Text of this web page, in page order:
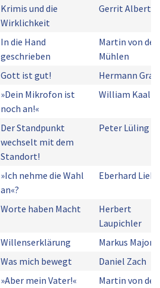
Krimis und die
Wirklichkeit
Gerrit Alberts
In die Hand
geschrieben
Martin von der
Mühlen
Gott ist gut! Hermann
»Dein Mikrofon ist
noch an!«
William Kaal
Der Standpunkt
wechselt mit dem
Standort!
Peter Lüling
»Ich nehme die Wahl
an«?
Eberhard
Worte haben Macht
Herbert
Laupichler
Willenserklärung Markus
Was mich bewegt Daniel Zach
»Aber mein Vater!«
Martin von der